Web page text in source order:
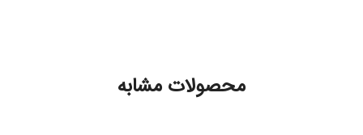
محصولات مشابه